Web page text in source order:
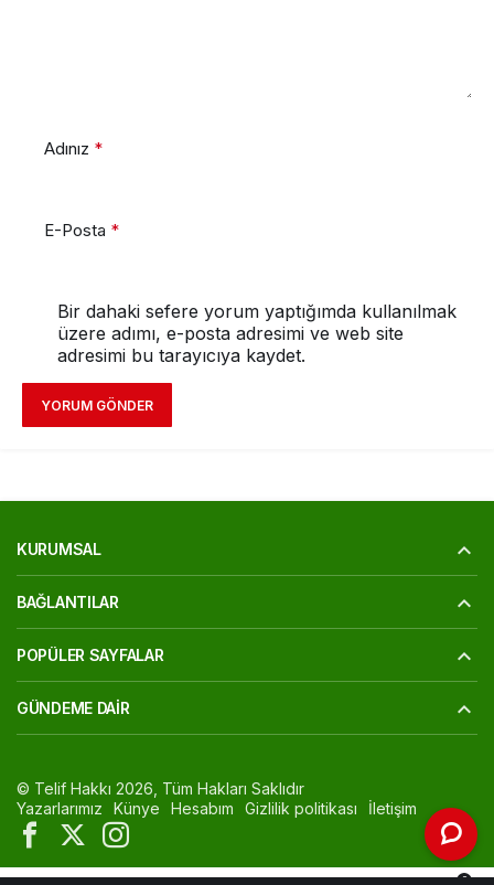
Adınız *
E-Posta *
Bir dahaki sefere yorum yaptığımda kullanılmak
üzere adımı, e-posta adresimi ve web site
adresimi bu tarayıcıya kaydet.
YORUM GÖNDER
KURUMSAL
BAĞLANTILAR
POPÜLER SAYFALAR
GÜNDEME DAIR
© Telif Hakkı 2026, Tüm Hakları Saklıdır
Yazarlarımız
Künye Hesabım Gizlilik politikası İletişim
0